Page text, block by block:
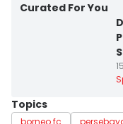
Curated For You
Topics
borneo fc